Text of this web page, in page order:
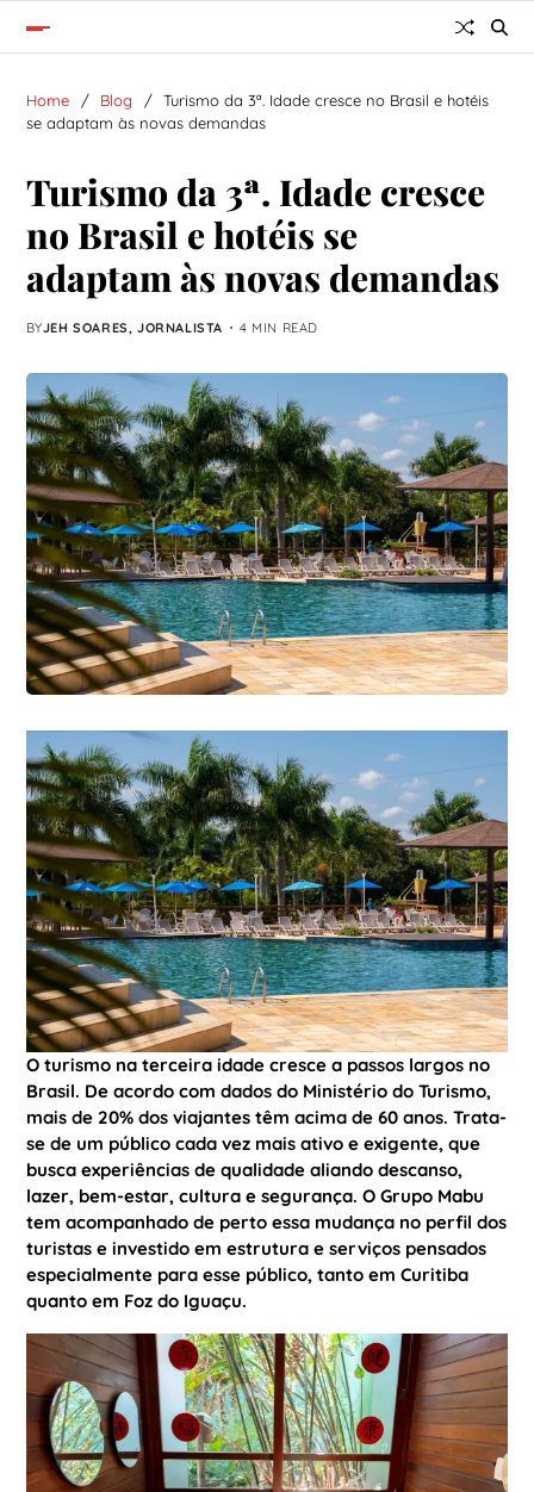
Home Blog
Turismo da 3ª. Idade cresce no Brasil e hotéis
se adaptam às novas demandas
Turismo da 3ª. Idade cresce
no Brasil e hotéis se
adaptam às novas demandas
BYJEH SOARES, JORNALISTA 4 MIN READ
O turismo na terceira idade cresce a passos largos no
Brasil. De acordo com dados do Ministério do Turismo,
mais de 20% dos viajantes têm acima de 60 anos. Trata-
se de um público cada vez mais ativo e exigente, que
busca experiências de qualidade aliando descanso,
lazer, bem-estar, cultura e segurança. O Grupo Mabu
tem acompanhado de perto essa mudança no perfil dos
turistas e investido em estrutura e serviços pensados
especialmente para esse público, tanto em Curitiba
quanto em Foz do Iguaçu.